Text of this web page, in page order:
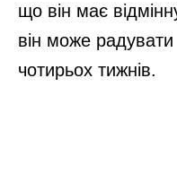
що він має
він може
чотирьох тижнів.